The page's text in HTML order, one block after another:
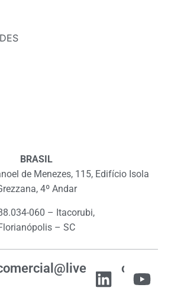
BRASIL
de Menezes, 115, Edifício Isola
4º Andar
060 – Itacorubi,
– SC